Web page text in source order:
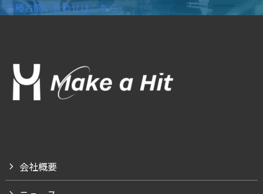
各種お問い合わせはこちら
会社概要